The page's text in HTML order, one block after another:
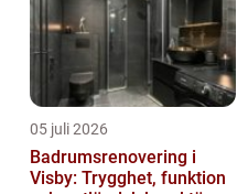
05 juli 2026
Badrumsrenovering i
Visby: Trygghet, funktion